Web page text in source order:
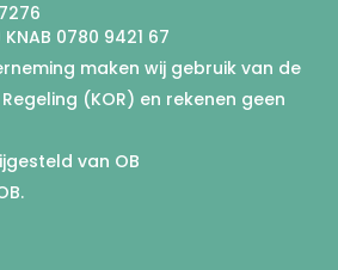
KNAB 0780 9421 67
maken wij gebruik van de
(KOR) en rekenen geen
van OB